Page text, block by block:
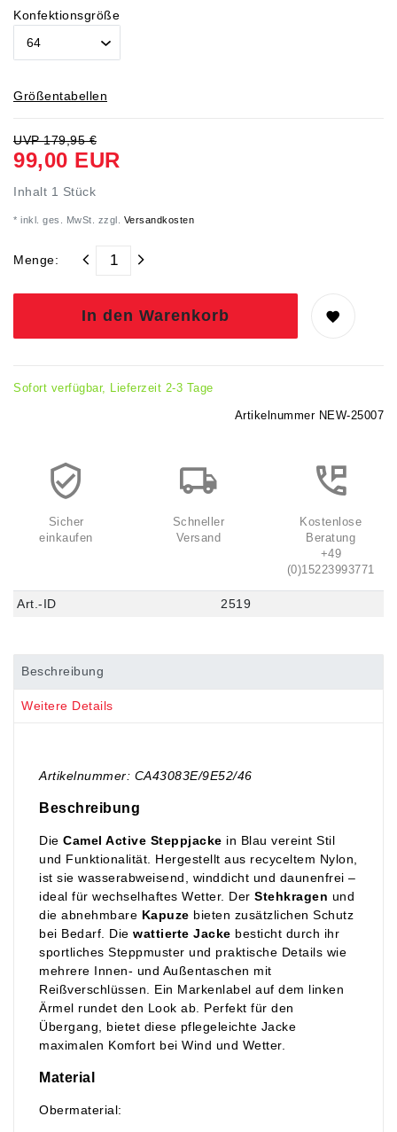
Konfektionsgröße
Größentabellen
UVP 179,95 €
99,00 EUR
Inhalt 1 Stück
* inkl. ges. MwSt. zzgl. Versandkosten
Menge:
In den Warenkorb
Sofort verfügbar, Lieferzeit 2-3 Tage
Artikelnummer NEW-25007
Sicher
einkaufen
Schneller
Versand
Kostenlose
Beratung
+49
(0)15223993771
Art.-ID 2519
Beschreibung
Weitere Details
Artikelnummer: CA43083E/9E52/46
Beschreibung
Die Camel Active Steppjacke in Blau vereint Stil
und Funktionalität. Hergestellt aus recyceltem Nylon,
ist sie wasserabweisend, winddicht und daunenfrei –
ideal für wechselhaftes Wetter. Der Stehkragen und
die abnehmbare Kapuze bieten zusätzlichen Schutz
bei Bedarf. Die wattierte Jacke besticht durch ihr
sportliches Steppmuster und praktische Details wie
mehrere Innen- und Außentaschen mit
Reißverschlüssen. Ein Markenlabel auf dem linken
Ärmel rundet den Look ab. Perfekt für den
Übergang, bietet diese pflegeleichte Jacke
maximalen Komfort bei Wind und Wetter.
Material
Obermaterial: